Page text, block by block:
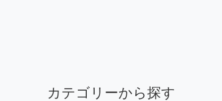
カテゴリーから探す